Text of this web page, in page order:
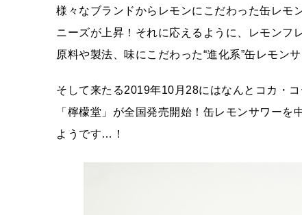
様々なブランドからレモンにこだわった缶レモ
ニーズが上昇！それに応えるように、レモンフ
原料や製法、味にこだわった“進化系”缶レモン
そして来たる2019年10月28にはなんとコカ・
「檸檬堂」が全国発売開始！缶レモンサワー
ようです…！